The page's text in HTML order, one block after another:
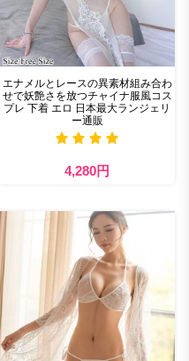
エナメルとレースの異素材組み合わ
せで妖艶さを放つチャイナ服風コス
プレ 下着 エロ 日本最大ランジェリ
ー通販
4,280円